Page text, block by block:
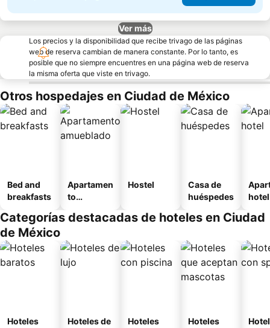
Ver más
Los precios y la disponibilidad que recibe trivago de las páginas
web de reserva cambian de manera constante. Por lo tanto, es
posible que no siempre encuentres en una página web de reserva
la misma oferta que viste en trivago.
Otros hospedajes en Ciudad de México
Bed and
breakfasts
Apartamen
to
o
Hostel
Casa de
huéspedes
hotel
Categorías destacadas de hoteles en Ciudad
de México
Hoteles
Hoteles de
Hoteles
Hoteles